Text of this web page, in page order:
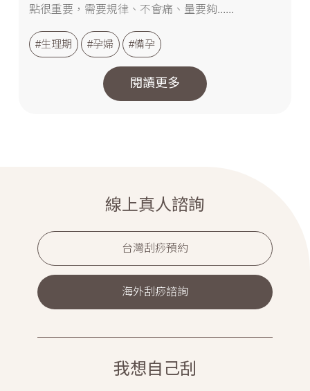
點很重要，需要規律、不會痛、量要夠......
#生理期 #孕婦 #備孕
閱讀更多
線上真人諮詢
台灣刮痧預約
海外刮痧諮詢
我想自己刮